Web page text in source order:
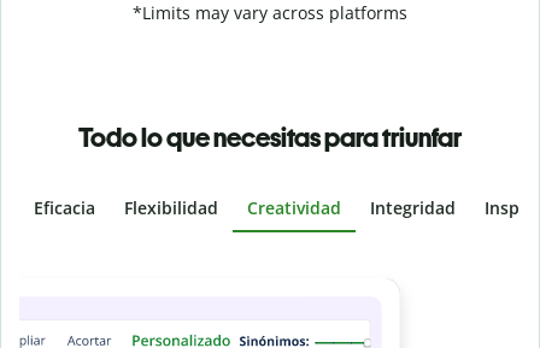
*Limits may vary across platforms
Todo lo que necesitas para triunfar
Eficacia Flexibilidad Creatividad Integridad